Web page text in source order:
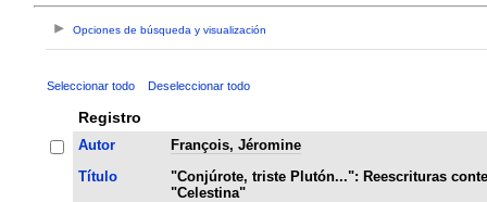
Opciones de búsqueda y visualización
Seleccionar todo Deseleccionar todo
Registro
Autor
François, Jéromine
Título
"Conjúrote, triste Plutón...": Reescrituras
"Celestina"